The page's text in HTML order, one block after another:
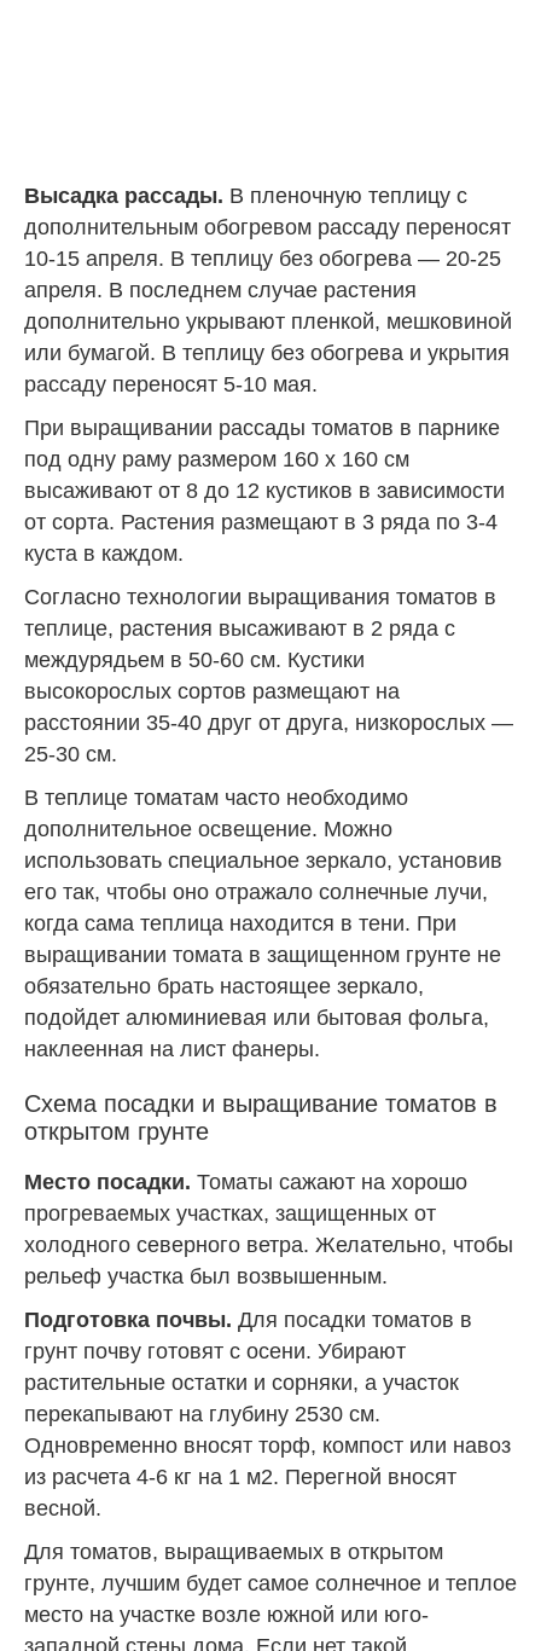
Высадка рассады. В пленочную теплицу с
дополнительным обогревом рассаду переносят
10-15 апреля. В теплицу без обогрева — 20-25
апреля. В последнем случае растения
дополнительно укрывают пленкой, мешковиной
или бумагой. В теплицу без обогрева и укрытия
рассаду переносят 5-10 мая.
При выращивании рассады томатов в парнике
под одну раму размером 160 х 160 см
высаживают от 8 до 12 кустиков в зависимости
от сорта. Растения размещают в 3 ряда по 3-4
куста в каждом.
Согласно технологии выращивания томатов в
теплице, растения высаживают в 2 ряда с
междурядьем в 50-60 см. Кустики
высокорослых сортов размещают на
расстоянии 35-40 друг от друга, низкорослых —
25-30 см.
В теплице томатам часто необходимо
дополнительное освещение. Можно
использовать специальное зеркало, установив
его так, чтобы оно отражало солнечные лучи,
когда сама теплица находится в тени. При
выращивании томата в защищенном грунте не
обязательно брать настоящее зеркало,
подойдет алюминиевая или бытовая фольга,
наклеенная на лист фанеры.
Схема посадки и выращивание томатов в
открытом грунте
Место посадки. Томаты сажают на хорошо
прогреваемых участках, защищенных от
холодного северного ветра. Желательно, чтобы
рельеф участка был возвышенным.
Подготовка почвы. Для посадки томатов в
грунт почву готовят с осени. Убирают
растительные остатки и сорняки, а участок
перекапывают на глубину 2530 см.
Одновременно вносят торф, компост или навоз
из расчета 4-6 кг на 1 м2. Перегной вносят
весной.
Для томатов, выращиваемых в открытом
грунте, лучшим будет самое солнечное и теплое
место на участке возле южной или юго-
западной стены дома. Если нет такой